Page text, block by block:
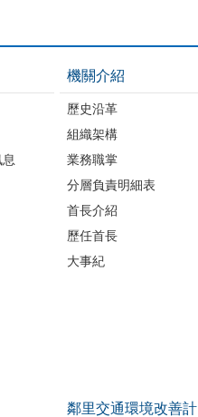
機關介紹
歷史沿革
組織架構
業務職掌
分層負責明細表
首長介紹
歷任首長
大事紀
鄰里交通環境改善計